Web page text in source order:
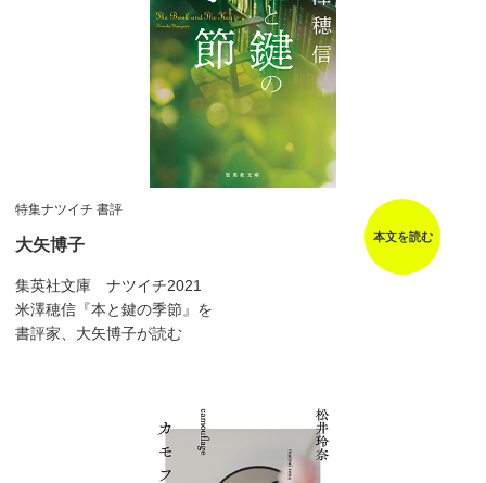
特集ナツイチ 書評
大矢博子
集英社文庫 ナツイチ2021
米澤穂信『本と鍵の季節』を
書評家、大矢博子が読む
本文を読む